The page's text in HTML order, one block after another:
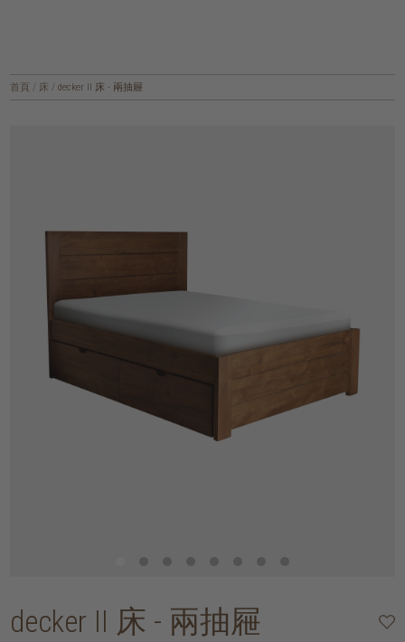
首頁 / 床 / decker II 床 - 兩抽屜
decker II 床 - 兩抽屜